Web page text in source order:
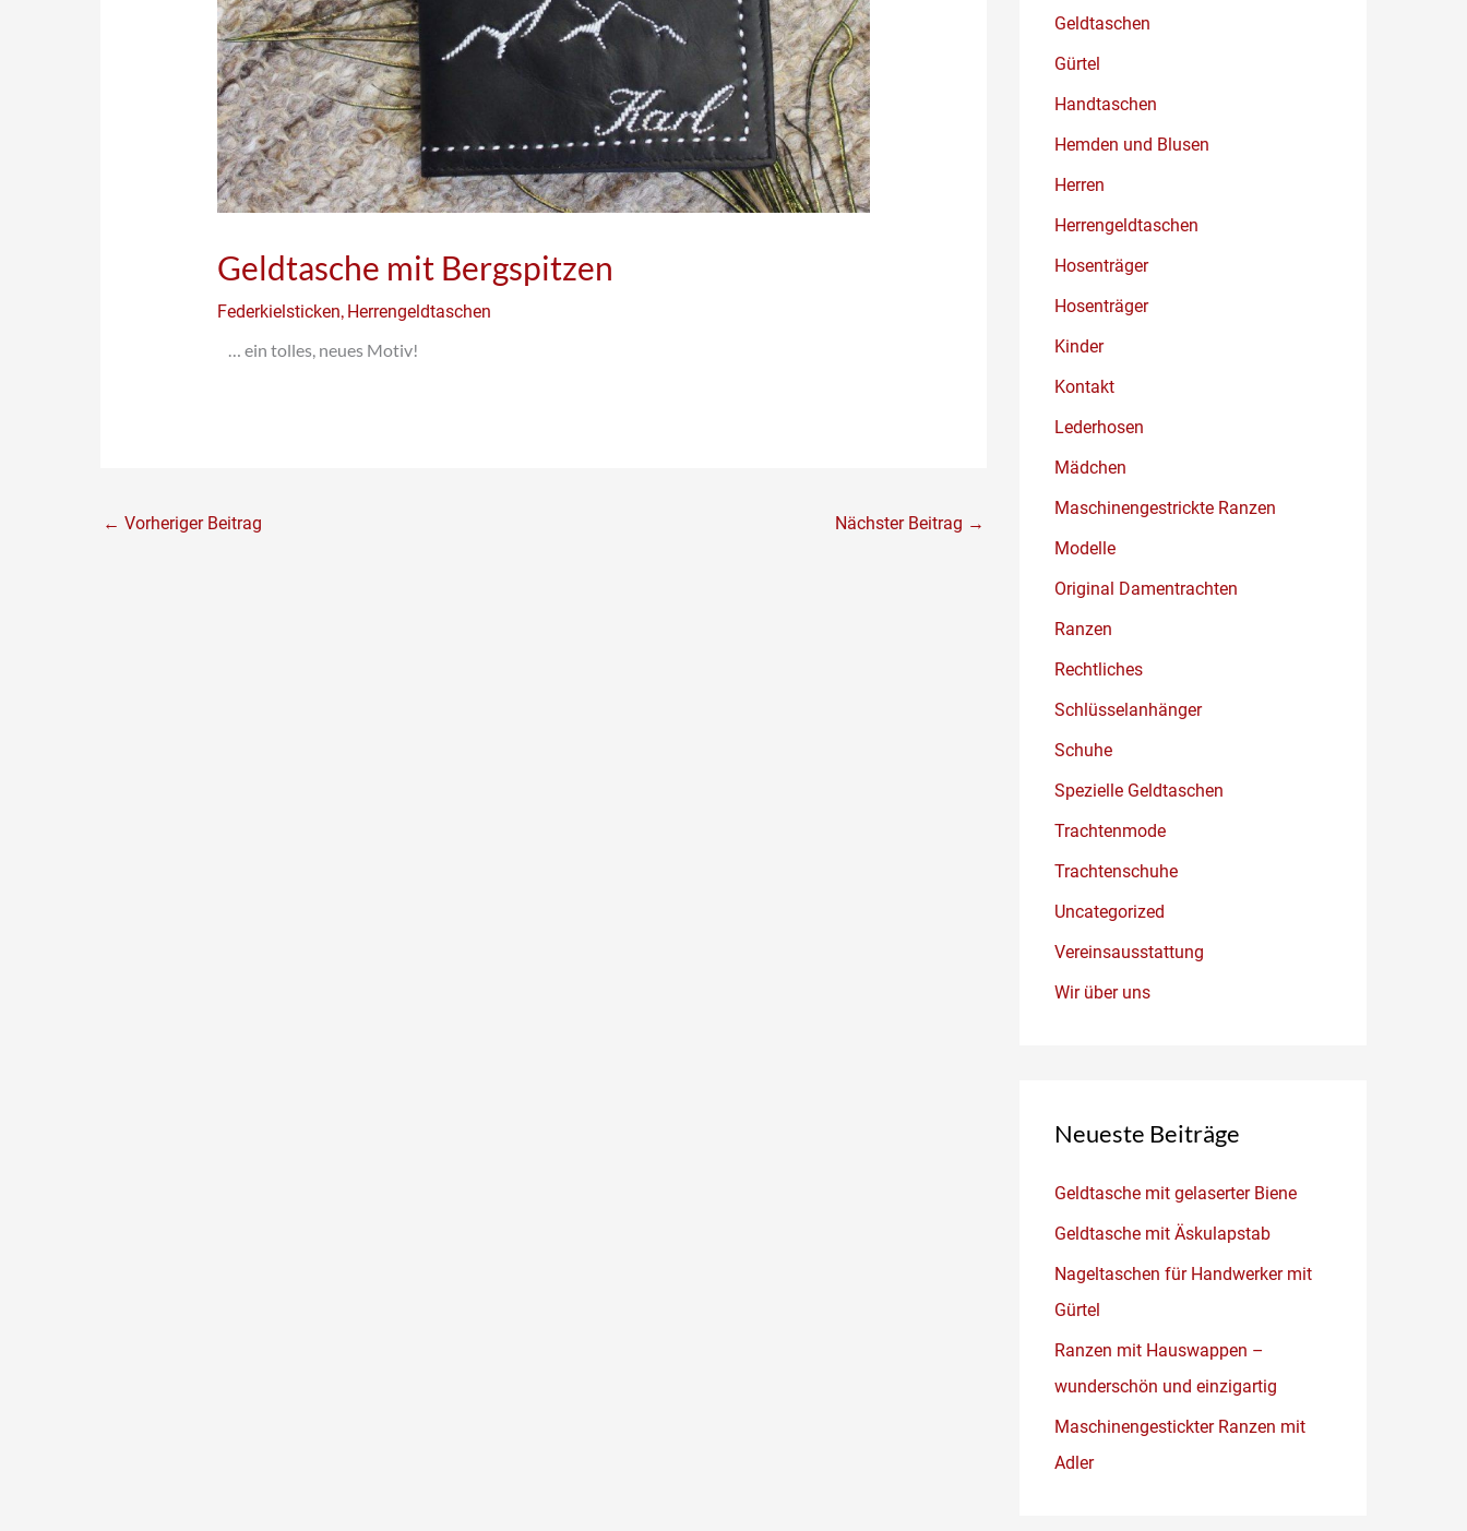
Geldtasche mit Bergspitzen
Federkielsticken, Herrengeldtaschen
… ein tolles, neues Motiv!
← Vorheriger Beitrag Nächster Beitrag →
Geldtaschen
Gürtel
Handtaschen
Hemden und Blusen
Herren
Herrengeldtaschen
Hosenträger
Hosenträger
Kinder
Kontakt
Lederhosen
Mädchen
Maschinengestrickte Ranzen
Modelle
Original Damentrachten
Ranzen
Rechtliches
Schlüsselanhänger
Schuhe
Spezielle Geldtaschen
Trachtenmode
Trachtenschuhe
Uncategorized
Vereinsausstattung
Wir über uns
Neueste Beiträge
Geldtasche mit gelaserter Biene
Geldtasche mit Äskulapstab
Nageltaschen für Handwerker mit
Gürtel
Ranzen mit Hauswappen –
wunderschön und einzigartig
Maschinengestickter Ranzen mit
Adler